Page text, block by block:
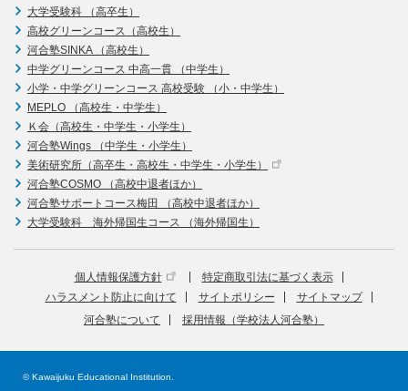
大学受験科 （高卒生）
高校グリーンコース（高校生）
河合塾SINKA （高校生）
中学グリーンコース 中高一貫 （中学生）
小学・中学グリーンコース 高校受験 （小・中学生）
MEPLO （高校生・中学生）
Ｋ会（高校生・中学生・小学生）
河合塾Wings （中学生・小学生）
美術研究所（高卒生・高校生・中学生・小学生）
河合塾COSMO （高校中退者ほか）
河合塾サポートコース梅田 （高校中退者ほか）
大学受験科 海外帰国生コース （海外帰国生）
個人情報保護方針
特定商取引法に基づく表示
ハラスメント防止に向けて
サイトポリシー
サイトマップ
河合塾について
採用情報（学校法人河合塾）
© Kawaijuku Educational Institution.